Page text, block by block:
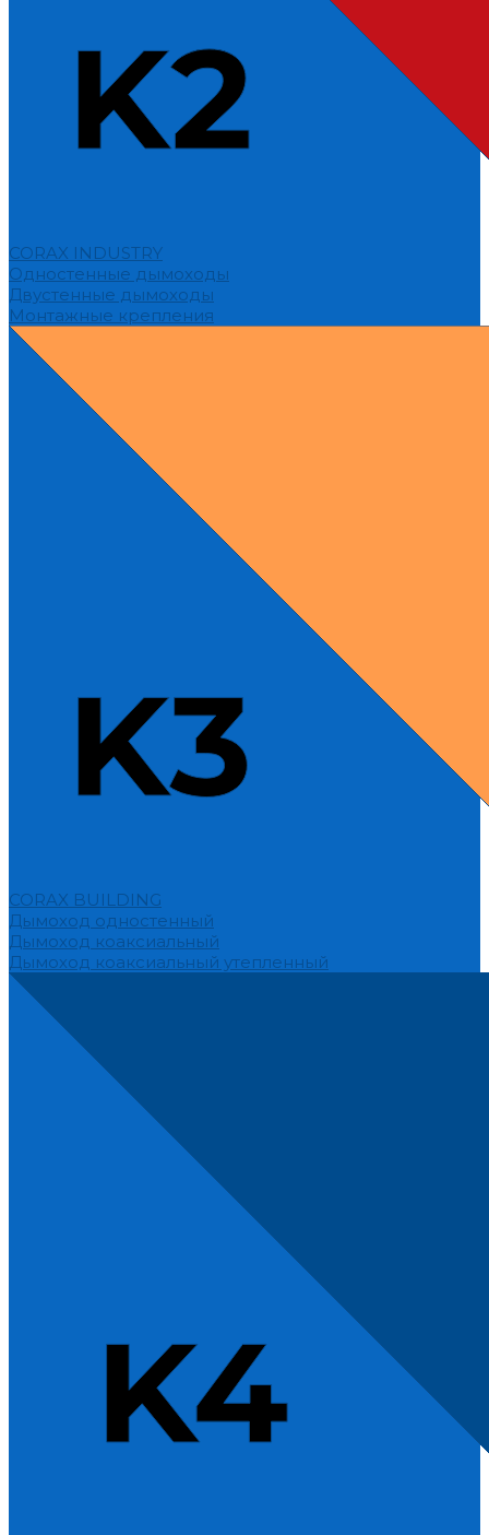
CORAX INDUSTRY
Одностенные дымоходы
Двустенные дымоходы
Монтажные крепления
CORAX BUILDING
Дымоход одностенный
Дымоход коаксиальный
Дымоход коаксиальный утепленный